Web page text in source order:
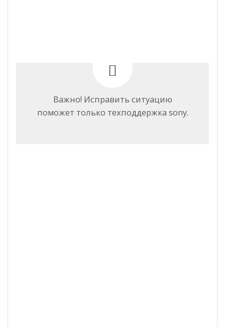
Важно! Исправить ситуацию
поможет только техподдержка sony.